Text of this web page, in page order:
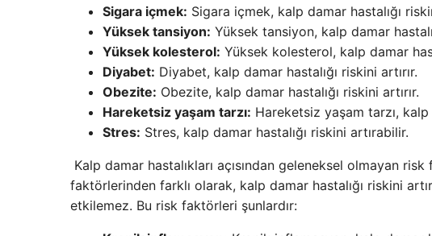
Sigara içmek: Sigara içmek, kalp damar hastalığı
Yüksek tansiyon: Yüksek tansiyon, kalp damar
Yüksek kolesterol: Yüksek kolesterol, kalp damar
Diyabet: Diyabet, kalp damar hastalığı riskini artırır.
Obezite: Obezite, kalp damar hastalığı riskini artırır.
Hareketsiz yaşam tarzı: Hareketsiz yaşam tarzı, kalp
Stres: Stres, kalp damar hastalığı riskini artırabilir.
Kalp damar hastalıkları açısından geleneksel olmayan
faktörlerinden farklı olarak, kalp damar hastalığı riskini
etkilemez. Bu risk faktörleri şunlardır: